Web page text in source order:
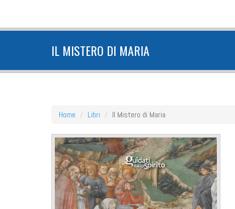
IL MISTERO DI MARIA
Home Libri Il Mistero di Maria